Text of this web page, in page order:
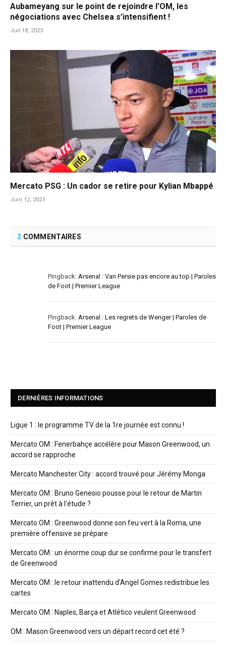
Aubameyang sur le point de rejoindre l’OM, les
négociations avec Chelsea s’intensifient !
Juil 18, 2023
Mercato PSG : Un cador se retire pour Kylian Mbappé
Juin 12, 2023
2 COMMENTAIRES
Pingback: Arsenal : Van Persie pas encore au top | Paroles
de Foot | Premier League
Pingback: Arsenal : Les regrets de Wenger | Paroles de
Foot | Premier League
DERNIÈRES INFORMATIONS
Ligue 1 : le programme TV de la 1re journée est connu !
Mercato OM : Fenerbahçe accélère pour Mason Greenwood, un
accord se rapproche
Mercato Manchester City : accord trouvé pour Jérémy Monga
Mercato OM : Bruno Genesio pousse pour le retour de Martin
Terrier, un prêt à l’étude ?
Mercato OM : Greenwood donne son feu vert à la Roma, une
première offensive se prépare
Mercato OM : un énorme coup dur se confirme pour le transfert
de Greenwood
Mercato OM : le retour inattendu d’Angel Gomes redistribue les
cartes
Mercato OM : Naples, Barça et Atlético veulent Greenwood
OM : Mason Greenwood vers un départ record cet été ?